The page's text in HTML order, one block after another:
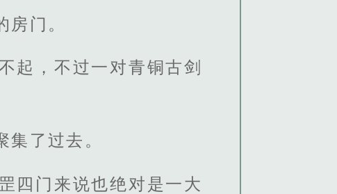
门。
起，不过一对青铜古剑
了过去。
四门来说也绝对是一大